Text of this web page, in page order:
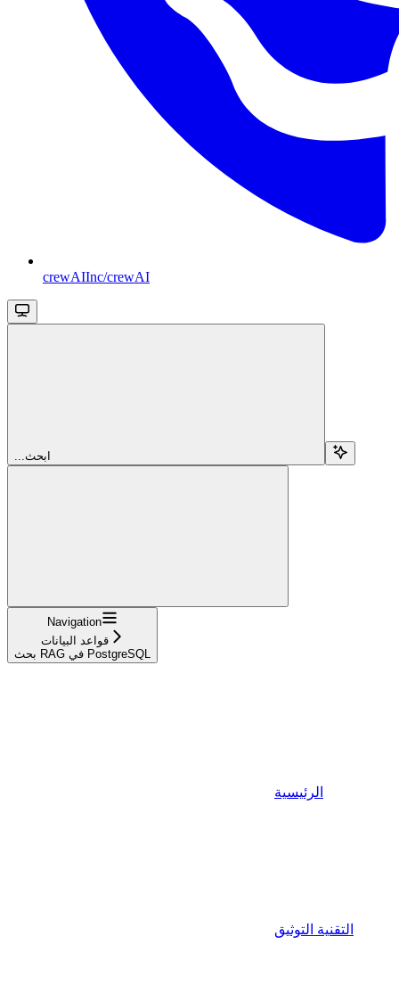
crewAIInc/crewAI
...ابحث
Navigation
قواعد البيانات
بحث RAG في PostgreSQL
الرئيسية
التقنية التوثيق